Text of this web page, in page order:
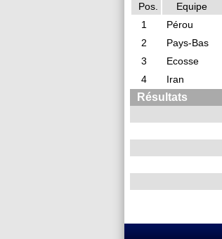
Pos. Equipe
1
Pérou
2
Pays-Bas
3
Ecosse
4
Iran
Résultats